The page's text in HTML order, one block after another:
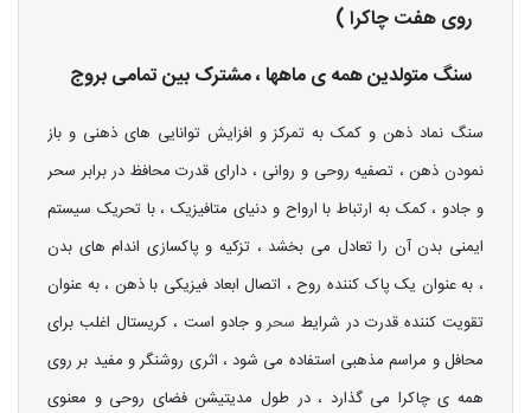
روی هفت چاکرا )
سنگ متولدین همه ی ماهها ، مشترک بین تمامی بروج
سنگ نماد ذهن و کمک به تمرکز و افزایش توانایی های ذهنی و باز
نمودن ذهن ، تصفیه روحی و روانی ، دارای قدرت محافظ در برابر سحر
و جادو ، کمک به ارتباط با ارواح و دنیای متافیزیک ، با تحریک سیستم
ایمنی بدن آن را تعادل می بخشد ، تزکیه و پاکسازی اندام های بدن
، به عنوان یک پاک کننده روح ، اتصال ابعاد فیزیکی با ذهن ، به عنوان
تقویت کننده قدرت در شرایط سحرو جادو است ، کریستال اغلب برای
محافل و مراسم مذهبی استفاده می شود ، اثری روشنگر و مفید بر روی
همه ی چاکرا می گذارد ، در طول مدیتیشن فضای روحی و معنوی